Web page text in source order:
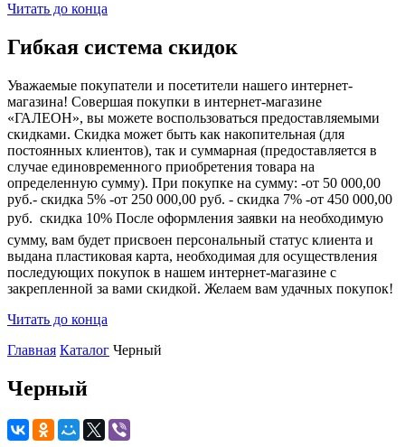
Читать до конца
Гибкая система скидок
Уважаемые покупатели и посетители нашего интернет-
магазина! Совершая покупки в интернет-магазине
«ГАЛЕОН», вы можете воспользоваться предоставляемыми
скидками. Скидка может быть как накопительная (для
постоянных клиентов), так и суммарная (предоставляется в
случае единовременного приобретения товара на
определенную сумму). При покупке на сумму: -от 50 000,00
руб.- скидка 5% -от 250 000,00 руб. - скидка 7% -от 450 000,00
руб.  скидка 10% После оформления заявки на необходимую
сумму, вам будет присвоен персональный статус клиента и
выдана пластиковая карта, необходимая для осуществления
последующих покупок в нашем интернет-магазине с
закрепленной за вами скидкой. Желаем вам удачных покупок!
Читать до конца
Главная Каталог Черный
Черный